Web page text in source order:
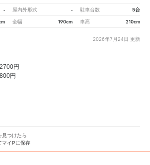
- 屋内外形式 - 駐車台数 5台
全幅 190cm 車高 210cm
2026年7月24日 更新
円
円
見つけたら
マイPに保存